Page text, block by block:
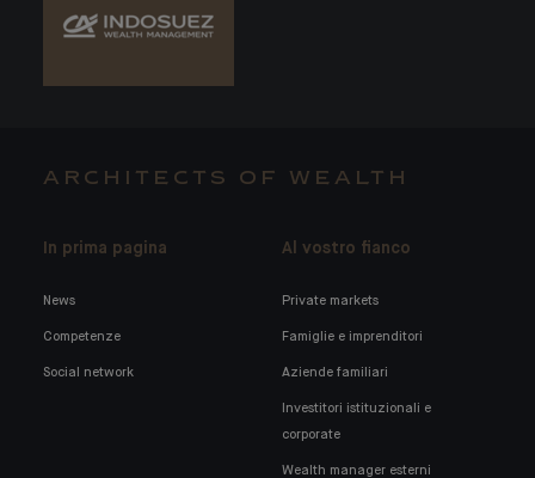
ARCHITECTS OF WEALTH
In prima pagina
News
Competenze
Social network
Al vostro fianco
Private markets
Famiglie e imprenditori
Aziende familiari
Investitori istituzionali e
corporate
Wealth manager esterni